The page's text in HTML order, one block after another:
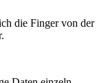
die Finger von der